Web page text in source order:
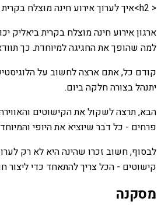
< h2>איך לערוך אירוע חינה מוצלח בקרית ביאליק
ארגון אירוע חינה מוצלח בקרית ביאליק
למה שהופך את החגיגה למיוחדת. כך
קודם כל, אתם ארצה לחשוב על
יתנהל בצורה חלקה ביום.
הבא, תרצה לשקול את הקישוטים
פרחים - כל דבר שיוציא את היופי
לבסוף, חשוב זכרו שהינה היא לא רק
קישוטים - הכל צריך להתאחד כדי ליצור
מסקנה